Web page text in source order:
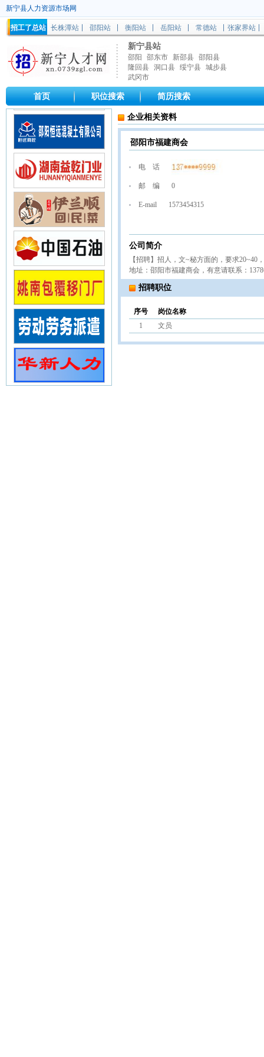
新宁县人力资源市场网
招工了总站 长株潭站 邵阳站 衡阳站 岳阳站 常德站 张家界站
新宁县站
邵阳 邵东市 新邵县 邵阳县
隆回县 洞口县 绥宁县 城步县
武冈市
首页 职位搜索 简历搜索
企业相关资料
邵阳市福建商会
电 话
邮 编 0
E-mail 1573454315
公司简介
【招聘】招人，文~秘方面的，要求
地址：邵阳市福建商会，有意请联系：
招聘职位
序号
岗位名称
1
文员